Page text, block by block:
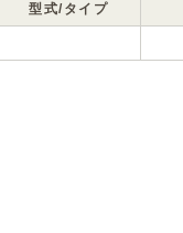
型式/タイプ